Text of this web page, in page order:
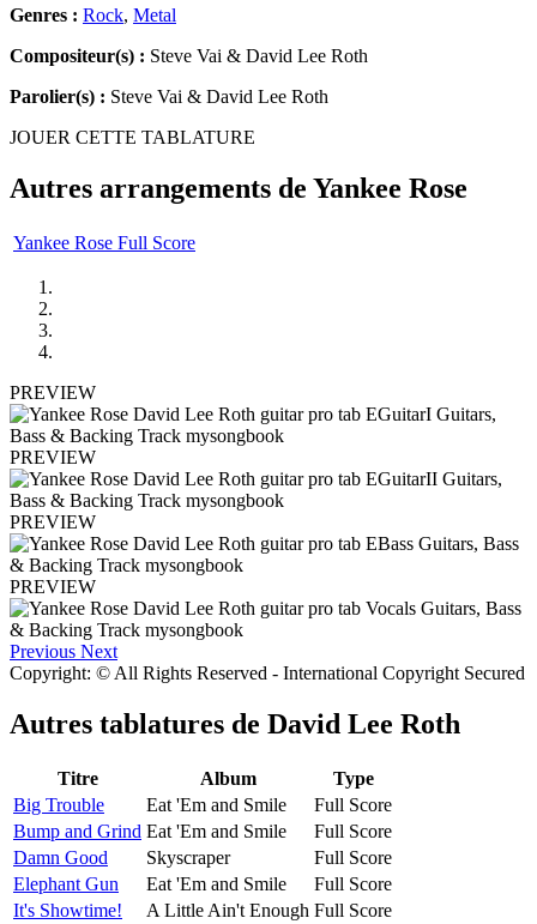
Genres : Rock, Metal
Compositeur(s) : Steve Vai & David Lee Roth
Parolier(s) : Steve Vai & David Lee Roth
JOUER CETTE TABLATURE
Autres arrangements de Yankee Rose
Yankee Rose Full Score
PREVIEW
PREVIEW
PREVIEW
PREVIEW
Previous Next
Copyright: © All Rights Reserved - International Copyright Secured
Autres tablatures de David Lee Roth
Titre Album
Type
Big Trouble
Eat 'Em and Smile
Full Score
Bump and Grind Eat 'Em and Smile
Full Score
Damn Good
Skyscraper
Full Score
Elephant Gun
Eat 'Em and Smile
Full Score
It's Showtime!
A Little Ain't Enough Full Score